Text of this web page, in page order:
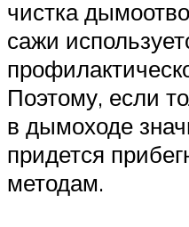
чистка
сажи
Поэтому, если
в дымоходе
придется
методам.